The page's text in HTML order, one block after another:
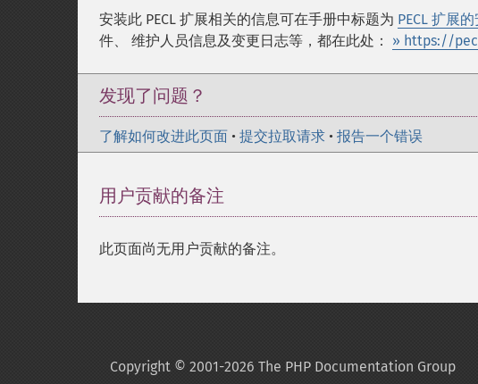
安装此 PECL 扩展相关的信息可在手册中标题为 PECL 扩展
件、 维护人员信息及变更日志等，都在此处： » https://
发现了问题？
了解如何改进此页面 • 提交拉取请求 • 报告一个错误
用户贡献的备注
此页面尚无用户贡献的备注。
Copyright © 2001-2026 The PHP Documentation Group